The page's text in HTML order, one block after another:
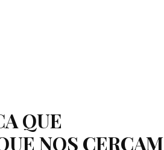
QUE
NOS CERCAM